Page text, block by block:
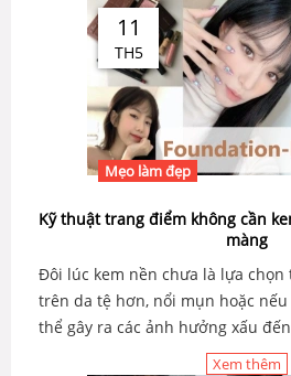
11
TH5
Mẹo làm đẹp
Kỹ thuật trang điểm không cần
màng
Đôi lúc kem nền chưa là lựa chọn
trên da tệ hơn, nổi mụn hoặc
thể gây ra các ảnh hưởng xấu
Xem thêm